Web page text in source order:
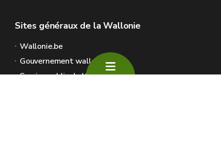
Sites généraux de la Wallonie
Wallonie.be
Gouvernement wallon
Service public de Wallonie